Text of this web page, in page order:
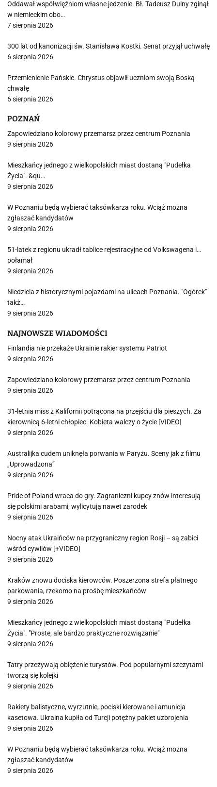
Oddawał współwięźniom własne jedzenie. Bł. Tadeusz Dulny zginął
w niemieckim obo…
7 sierpnia 2026
300 lat od kanonizacji św. Stanisława Kostki. Senat przyjął uchwałę
6 sierpnia 2026
Przemienienie Pańskie. Chrystus objawił uczniom swoją Boską
chwałę
6 sierpnia 2026
POZNAŃ
Zapowiedziano kolorowy przemarsz przez centrum Poznania
9 sierpnia 2026
Mieszkańcy jednego z wielkopolskich miast dostaną "Pudełka
Życia". &qu…
9 sierpnia 2026
W Poznaniu będą wybierać taksówkarza roku. Wciąż można
zgłaszać kandydatów
9 sierpnia 2026
51-latek z regionu ukradł tablice rejestracyjne od Volkswagena i…
połamał
9 sierpnia 2026
Niedziela z historycznymi pojazdami na ulicach Poznania. "Ogórek"
takż…
9 sierpnia 2026
NAJNOWSZE WIADOMOŚCI
Finlandia nie przekaże Ukrainie rakier systemu Patriot
9 sierpnia 2026
Zapowiedziano kolorowy przemarsz przez centrum Poznania
9 sierpnia 2026
31-letnia miss z Kalifornii potrącona na przejściu dla pieszych. Za
kierownicą 6-letni chłopiec. Kobieta walczy o życie [VIDEO]
9 sierpnia 2026
Australijka cudem uniknęła porwania w Paryżu. Sceny jak z filmu
„Uprowadzona”
9 sierpnia 2026
Pride of Poland wraca do gry. Zagraniczni kupcy znów interesują
się polskimi arabami, wylicytują nawet zarodek
9 sierpnia 2026
Nocny atak Ukraińców na przygraniczny region Rosji – są zabici
wśród cywilów [+VIDEO]
9 sierpnia 2026
Kraków znowu dociska kierowców. Poszerzona strefa płatnego
parkowania, rzekomo na prośbę mieszkańców
9 sierpnia 2026
Mieszkańcy jednego z wielkopolskich miast dostaną "Pudełka
Życia". "Proste, ale bardzo praktyczne rozwiązanie"
9 sierpnia 2026
Tatry przeżywają oblężenie turystów. Pod popularnymi szczytami
tworzą się kolejki
9 sierpnia 2026
Rakiety balistyczne, wyrzutnie, pociski kierowane i amunicja
kasetowa. Ukraina kupiła od Turcji potężny pakiet uzbrojenia
9 sierpnia 2026
W Poznaniu będą wybierać taksówkarza roku. Wciąż można
zgłaszać kandydatów
9 sierpnia 2026